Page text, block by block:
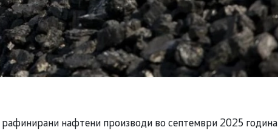
нафтени производи во септември 2025 година